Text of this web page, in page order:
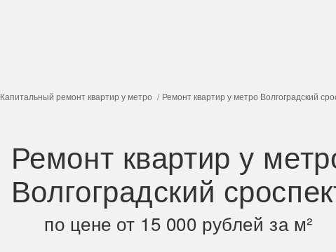
Капитальный ремонт квартир у метро Ремонт квартир у метро Волгоградский
Ремонт квартир у
Волгоградский
по цене от 15 000 рублей за м²